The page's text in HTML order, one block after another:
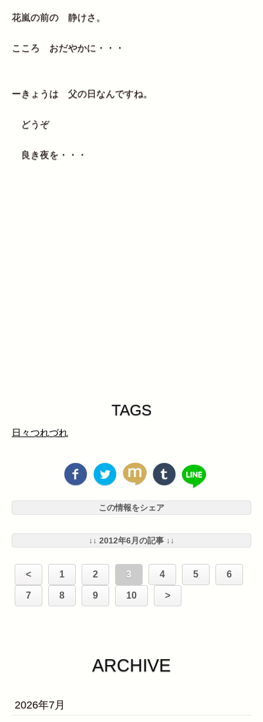
花嵐の前の 静けさ。
こころ おだやかに・・・
ーきょうは 父の日なんですね。
どうぞ
良き夜を・・・
TAGS
日々つれづれ
この情報をシェア
↓↓ 2012年6月の記事 ↓↓
< 1 2 3 4 5 6
7 8 9 10 >
ARCHIVE
2026年7月